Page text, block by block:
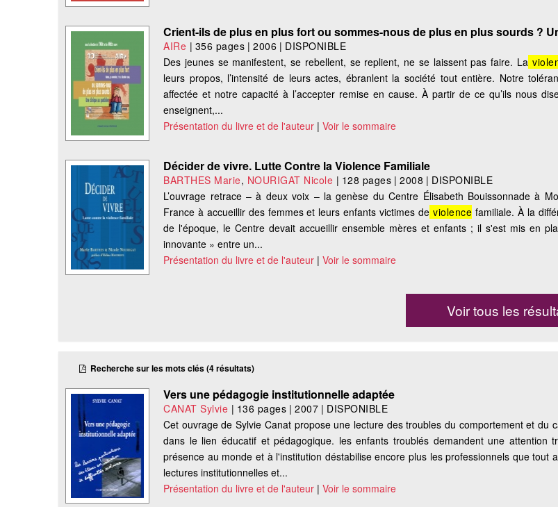
Crient-ils de plus en plus fort ou sommes-nous de plus en plus sourds ?
AIRe | 356 pages |2006 | DISPONIBLE
Des jeunes se manifestent, se rebellent, se replient, ne se laissent pas faire. La
leurs propos, l’intensité de leurs actes, ébranlent la société tout entière. Notre
affectée et notre capacité à l’accepter remise en cause. À partir de ce qu’ils nous
enseignent,...
Présentation du livre et de l'auteur |Voir le sommaire
Décider de vivre. Lutte Contre la Violence Familiale
BARTHES Marie, NOURIGAT Nicole | 128 pages |2008 | DISPONIBLE
L’ouvrage retrace – à deux voix – la genèse du Centre Élisabeth Bouissonnade à
France à accueillir des femmes et leurs enfants victimes de violence familiale. À la
de l'époque, le Centre devait accueillir ensemble mères et enfants ; il s'est mis en
innovante » entre un...
Présentation du livre et de l'auteur |Voir le sommaire
Voir tous les
Recherche sur les mots clés (4 résultats)
Vers une pédagogie institutionnelle adaptée
CANAT Sylvie | 136 pages |2007 | DISPONIBLE
Cet ouvrage de Sylvie Canat propose une lecture des troubles du comportement et du
dans le lien éducatif et pédagogique. les enfants troublés demandent une attention
présence au monde et à l'institution déstabilise encore plus les professionnels que tout
lectures institutionnelles et...
Présentation du livre et de l'auteur |Voir le sommaire